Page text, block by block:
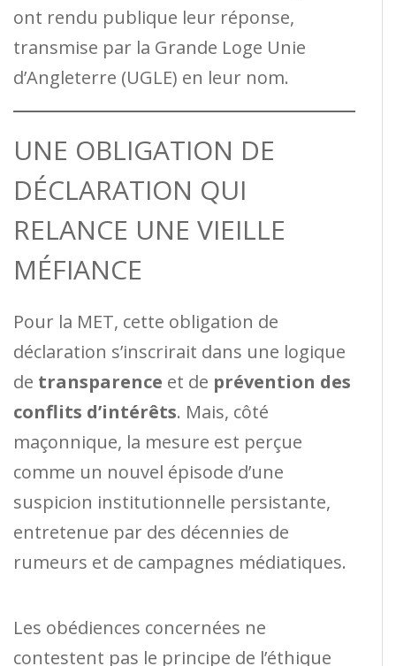
ont rendu publique leur réponse,
transmise par la Grande Loge Unie
d’Angleterre (UGLE) en leur nom.
UNE OBLIGATION DE
DÉCLARATION QUI
RELANCE UNE VIEILLE
MÉFIANCE
Pour la MET, cette obligation de
déclaration s’inscrirait dans une logique
de transparence et de prévention des
conflits d’intérêts. Mais, côté
maçonnique, la mesure est perçue
comme un nouvel épisode d’une
suspicion institutionnelle persistante,
entretenue par des décennies de
rumeurs et de campagnes médiatiques.
Les obédiences concernées ne
contestent pas le principe de l’éthique